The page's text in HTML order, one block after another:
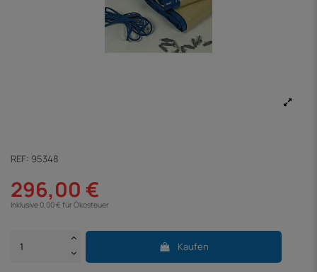
REF: 95348
296,00 €
Inklusive 0,00 € für Ökosteuer
Kaufen